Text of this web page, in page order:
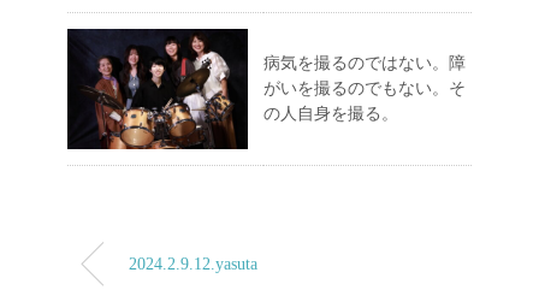
病気を撮るのではない。障
がいを撮るのでもない。そ
の人自身を撮る。
2024.2.9.12.yasuta